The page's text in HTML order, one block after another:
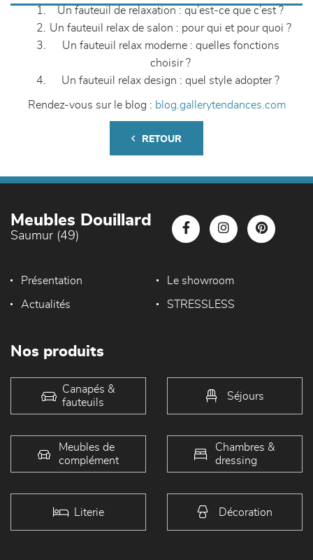
Un fauteuil de relaxation : qu’est-ce que c’est ?
Un fauteuil relax de salon : pour qui et pour quoi ?
Un fauteuil relax moderne : quelles fonctions
choisir ?
Un fauteuil relax design : quel style adopter ?
Rendez-vous sur le blog : blog.gallerytendances.com
RETOUR
Meubles Douillard
Saumur (49)
Présentation Le showroom
Actualités STRESSLESS
Nos produits
Canapés &
fauteuils
Séjours
Meubles de
complément
Chambres &
dressing
Literie Décoration